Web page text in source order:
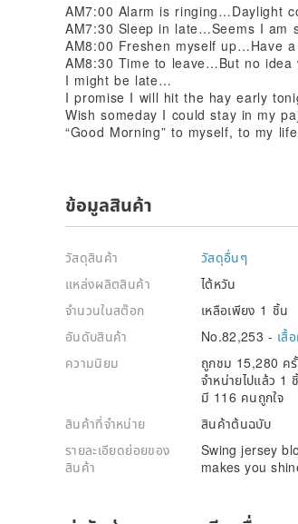
AM7:00 Alarm is ringing…Daylight
AM7:30 Sleep in late…Seems I am
AM8:00 Freshen myself up…Have
AM8:30 Time to leave…But no idea
I might be late…
I promise I will hit the hay early
Wish someday I could stay in my
“Good Morning” to myself, to my
ข้อมูลสินค้า
วัสดุสินค้า
วัสดุอื่นๆ
แหล่งผลิตสินค้า
ไต้หวัน
จำนวนในสต๊อก
เหลือเพียง 1 ชิ้น
อันดับสินค้า
No.82,253 - เสื้
ความนิยม
ถูกชม 15,280 ค
จำหน่ายไปแล้ว 1
มี 116 คนถูกใจ
สินค้าที่จำหน่าย
สินค้าต้นฉบับ
รายละเอียดย่อยของ
สินค้า
Swing jersey
makes you